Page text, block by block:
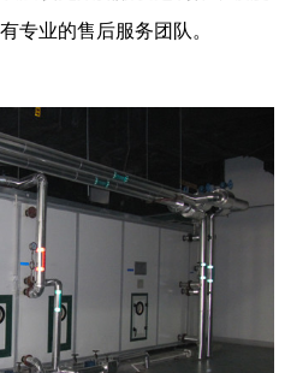
专业的售后服务团队。